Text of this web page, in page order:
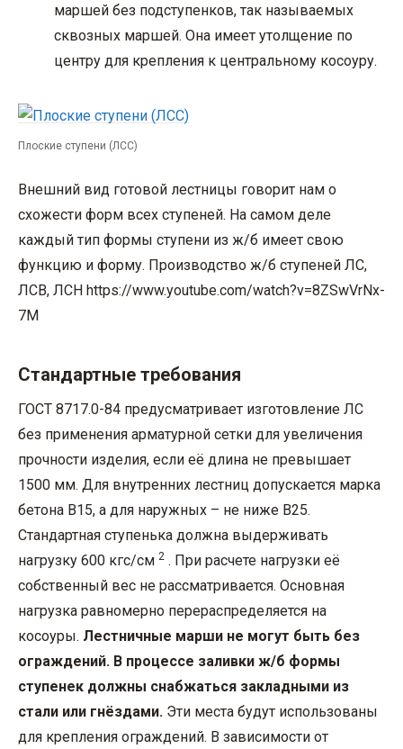
маршей без подступенков, так называемых
сквозных маршей. Она имеет утолщение по
центру для крепления к центральному косоуру.
Плоские ступени (ЛСС)
Внешний вид готовой лестницы говорит нам о
схожести форм всех ступеней. На самом деле
каждый тип формы ступени из ж/б имеет свою
функцию и форму. Производство ж/б ступеней ЛС,
ЛСВ, ЛСН https://www.youtube.com/watch?v=8ZSwVrNx-
7M
Стандартные требования
ГОСТ 8717.0-84 предусматривает изготовление ЛС
без применения арматурной сетки для увеличения
прочности изделия, если её длина не превышает
1500 мм. Для внутренних лестниц допускается марка
бетона В15, а для наружных – не ниже В25.
Стандартная ступенька должна выдерживать
нагрузку 600 кгс/см 2 . При расчете нагрузки её
собственный вес не рассматривается. Основная
нагрузка равномерно перераспределяется на
косоуры. Лестничные марши не могут быть без
ограждений. В процессе заливки ж/б формы
ступенек должны снабжаться закладными из
стали или гнёздами. Эти места будут использованы
для крепления ограждений. В зависимости от